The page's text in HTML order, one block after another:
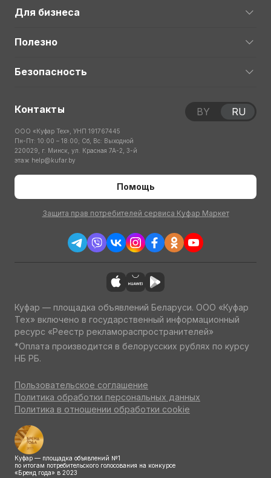
Для бизнеса
Полезно
Безопасность
Контакты
ООО «Куфар Тех», УНП 191767445
Пн-Пт: 10:00 – 18:00; Сб, Вс: Выходной
220029, г. Минск, ул. Красная 7А-2, 3-й
этаж help@kufar.by
Помощь
Защита прав потребителей сервиса Куфар Маркет
BY RU
Куфар — площадка объявлений Беларуси. ООО «Куфар
Тех» включено в государственный информационный
ресурс «Реестр рекламораспространителей»
*Оплата производится в белорусских рублях по курсу
НБ РБ.
Пользовательское соглашение
Политика обработки персональных данных
Политика в отношении обработки cookie
Куфар — площадка объявлений №1
по итогам потребительского голосования на конкурсе
«Бренд года» в 2023